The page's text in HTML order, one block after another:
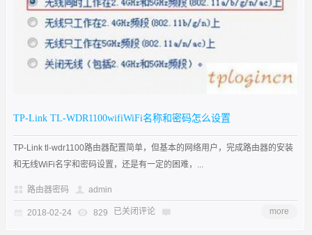
TP-Link TL-WDR1100wifiWiFi名称和密码怎么设置
TP-Link tl-wdr1100路由器配置简单，但基本的网络用户，完成路由器的安装
和无线WiFi名字和密码设置，还是有一定的困难，...
路由器密码 admin
2018-02-24 829 已关闭评论 more